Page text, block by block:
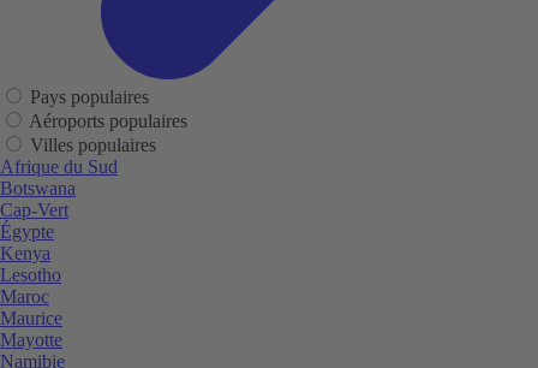
Pays populaires
Aéroports populaires
Villes populaires
Afrique du Sud
Botswana
Cap-Vert
Égypte
Kenya
Lesotho
Maroc
Maurice
Mayotte
Namibie